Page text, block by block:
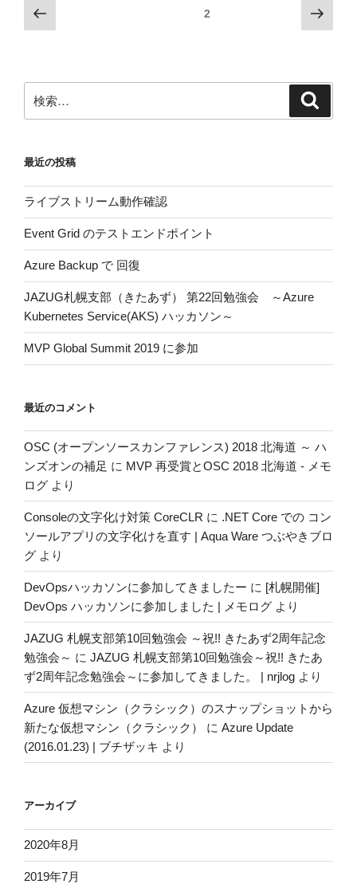
投
稿
ゲ
ー
ョ
ン
前
の
ジ
固定ページ2
次
の
ジ
索:
最近の投稿
ライブストリーム動作確認
Event Grid のテストエンドポイント
Azure Backup で 回復
JAZUG札幌支部（きたあず） 第22回勉強会 ～Azure
Kubernetes Service(AKS) ハッカソン～
MVP Global Summit 2019 に参加
最近のコメント
OSC (オープンソースカンファレンス) 2018 北海道 ～ ハ
ンズオンの補足 に MVP 再受賞とOSC 2018 北海道 - メモ
ログ より
Consoleの文字化け対策 CoreCLR に .NET Core での コン
ソールアプリの文字化けを直す | Aqua Ware つぶやきブロ
グ より
DevOpsハッカソンに参加してきましたー に [札幌開催]
DevOps ハッカソンに参加しました | メモログ より
JAZUG 札幌支部第10回勉強会 ～祝!! きたあず2周年記念
勉強会～ に JAZUG 札幌支部第10回勉強会～祝!! きたあ
ず2周年記念勉強会～に参加してきました。 | nrjlog より
Azure 仮想マシン（クラシック）のスナップショットから
新たな仮想マシン（クラシック）
に Azure Update
(2016.01.23) | ブチザッキ より
アーカイブ
2020年8月
2019年7月